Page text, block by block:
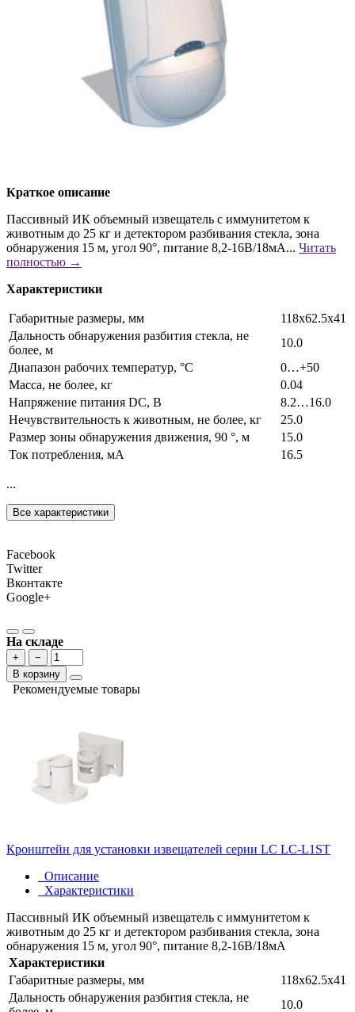
Краткое описание
Пассивный ИК объемный извещатель с иммунитетом к
животным до 25 кг и детектором разбивания стекла, зона
обнаружения 15 м, угол 90°, питание 8,2-16В/18мА... Читать
полностью →
Характеристики
Габаритные размеры, мм
118х62.5х41
Дальность обнаружения разбития стекла, не
более, м
10.0
Диапазон рабочих температур, °С
0…+50
Масса, не более, кг
0.04
Напряжение питания DC, В
8.2…16.0
Нечувствительность к животным, не более, кг
25.0
Размер зоны обнаружения движения, 90 °, м
15.0
Ток потребления, мА
16.5
...
Все характеристики
Facebook
Twitter
Вконтакте
Google+
На складе
+
−
В корзину
Рекомендуемые товары
Кронштейн для установки извещателей серии LC LC-L1ST
Описание
Характеристики
Пассивный ИК объемный извещатель с иммунитетом к
животным до 25 кг и детектором разбивания стекла, зона
обнаружения 15 м, угол 90°, питание 8,2-16В/18мА
Характеристики
Габаритные размеры, мм
118х62.5х41
Дальность обнаружения разбития стекла, не
10.0